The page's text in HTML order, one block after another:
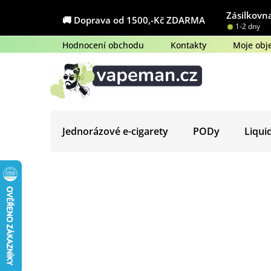
obsah
🚚 Doprava od 1500,-Kč ZDARMA
1-2 dny
Hodnocení obchodu Kontakty Moje
Jednorázové e-cigarety PODy